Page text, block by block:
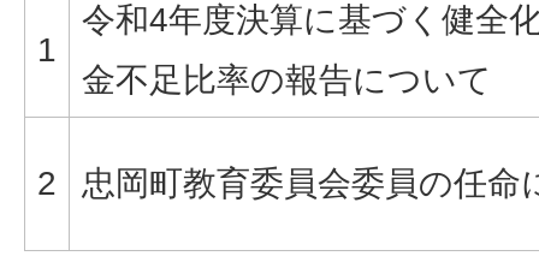
1
令和4年度決算に基づく健全
金不足比率の報告について
2 忠岡町教育委員会委員の任命